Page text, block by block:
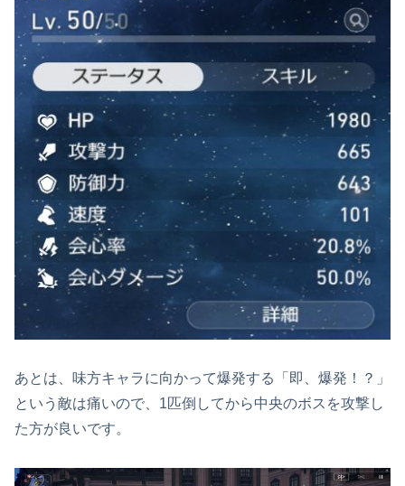
あとは、味方キャラに向かって爆発する「即、爆発！？」
という敵は痛いので、1匹倒してから中央のボスを攻撃し
た方が良いです。